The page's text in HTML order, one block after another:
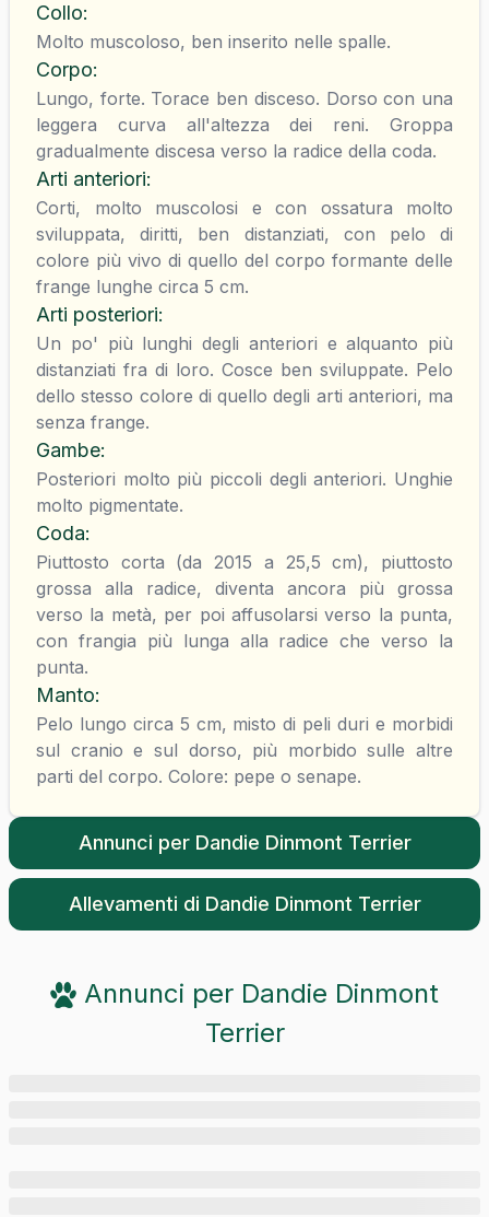
Annunci per Dandie Dinmont Terrier
Allevamenti di Dandie Dinmont Terrier
Collo:
Molto muscoloso, ben inserito nelle spalle.
Corpo:
Lungo, forte. Torace ben disceso. Dorso con una
leggera curva all'altezza dei reni. Groppa
gradualmente discesa verso la radice della coda.
Arti anteriori:
Corti, molto muscolosi e con ossatura molto
sviluppata, diritti, ben distanziati, con pelo di
colore più vivo di quello del corpo formante delle
frange lunghe circa 5 cm.
Arti posteriori:
Un po' più lunghi degli anteriori e alquanto più
distanziati fra di loro. Cosce ben sviluppate. Pelo
dello stesso colore di quello degli arti anteriori, ma
senza frange.
Gambe:
Posteriori molto più piccoli degli anteriori. Unghie
molto pigmentate.
Coda:
Piuttosto corta (da 2015 a 25,5 cm), piuttosto
grossa alla radice, diventa ancora più grossa
verso la metà, per poi affusolarsi verso la punta,
con frangia più lunga alla radice che verso la
punta.
Manto:
Pelo lungo circa 5 cm, misto di peli duri e morbidi
sul cranio e sul dorso, più morbido sulle altre
parti del corpo. Colore: pepe o senape.
Annunci per Dandie Dinmont
Terrier